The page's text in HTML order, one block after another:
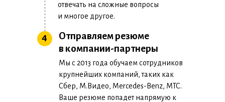
отвечать на сложные вопросы
и многое другое.
Отправляем резюме
в компании-партнеры
Мы с 2013 года обучаем сотрудников
крупнейших компаний, таких как
Сбер, М.Видео, Mercedes-Benz, МТС.
Ваше резюме попадет напрямую к
4
Программа полностью
соответствует требованиям
к тестировщикам в 2022
году